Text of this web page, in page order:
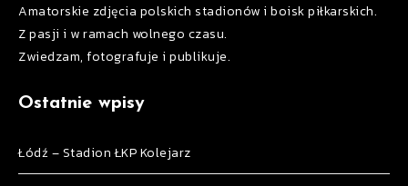
Amatorskie zdjęcia polskich stadionów i boisk piłkarskich.
Z pasji i w ramach wolnego czasu.
Zwiedzam, fotografuje i publikuje.
Ostatnie wpisy
Łódź – Stadion ŁKP Kolejarz